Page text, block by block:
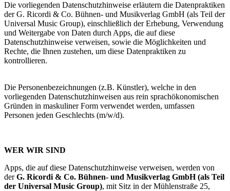
Die vorliegenden Datenschutzhinweise erläutern die Datenpraktiken
der G. Ricordi & Co. Bühnen- und Musikverlag GmbH (als Teil der
Universal Music Group), einschließlich der Erhebung, Verwendung
und Weitergabe von Daten durch Apps, die auf diese
Datenschutzhinweise verweisen, sowie die Möglichkeiten und
Rechte, die Ihnen zustehen, um diese Datenpraktiken zu
kontrollieren.
Die Personenbezeichnungen (z.B. Künstler), welche in den
vorliegenden Datenschutzhinweisen aus rein sprachökonomischen
Gründen in maskuliner Form verwendet werden, umfassen
Personen jeden Geschlechts (m/w/d).
WER WIR SIND
Apps, die auf diese Datenschutzhinweise verweisen, werden von
derG. Ricordi & Co. Bühnen- und Musikverlag GmbH (als Teil
der Universal Music Group), mit Sitz in der Mühlenstraße 25,